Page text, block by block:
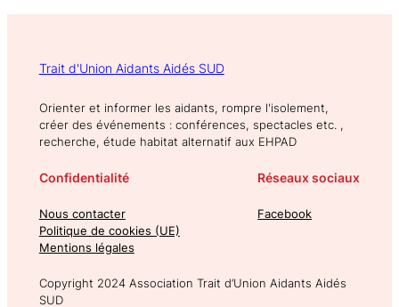
Trait d'Union Aidants Aidés SUD
Orienter et informer les aidants, rompre l'isolement,
créer des événements : conférences, spectacles etc. ,
recherche, étude habitat alternatif aux EHPAD
Confidentialité
Nous contacter
Politique de cookies (UE)
Mentions légales
Réseaux sociaux
Facebook
Copyright 2024 Association Trait d’Union Aidants Aidés
SUD